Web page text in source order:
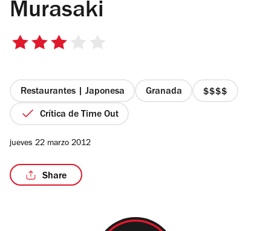
Murasaki
3
estrellas
Restaurantes | Japonesa Granada
precio
Crítica de Time Out
jueves 22 marzo 2012
Share